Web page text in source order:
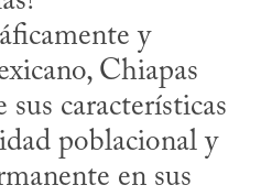
Chiapas
características
poblacional y
en sus